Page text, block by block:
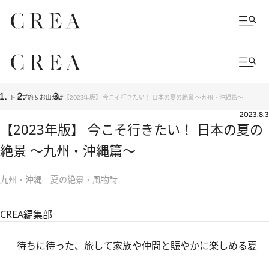
トップ旅＆お出かけ 【2023年版】 今こそ行きたい！ 日本の夏の絶景 ～九州・沖縄篇～
2023.8.3
【2023年版】 今こそ行きたい！ 日本の夏の
絶景 ～九州・沖縄篇～
九州・沖縄 夏の絶景・風物詩
CREA編集部
待ちに待った、旅して家族や仲間と賑やかに楽しめる夏